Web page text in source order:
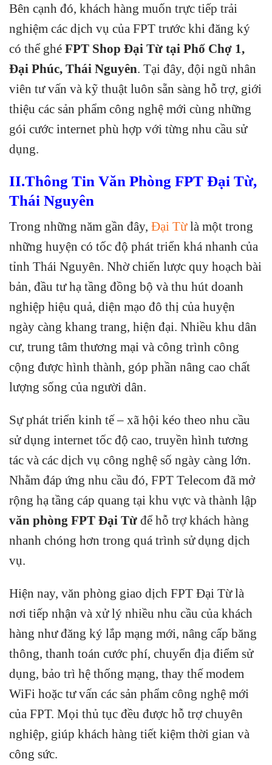
Bên cạnh đó, khách hàng muốn trực tiếp trải
nghiệm các dịch vụ của FPT trước khi đăng ký
có thể ghé FPT Shop Đại Từ tại Phố Chợ 1,
Đại Phúc, Thái Nguyên. Tại đây, đội ngũ nhân
viên tư vấn và kỹ thuật luôn sẵn sàng hỗ trợ, giới
thiệu các sản phẩm công nghệ mới cùng những
gói cước internet phù hợp với từng nhu cầu sử
dụng.
II.Thông Tin Văn Phòng FPT Đại Từ,
Thái Nguyên
Trong những năm gần đây, Đại Từlà một trong
những huyện có tốc độ phát triển khá nhanh của
tỉnh Thái Nguyên. Nhờ chiến lược quy hoạch bài
bản, đầu tư hạ tầng đồng bộ và thu hút doanh
nghiệp hiệu quả, diện mạo đô thị của huyện
ngày càng khang trang, hiện đại. Nhiều khu dân
cư, trung tâm thương mại và công trình công
cộng được hình thành, góp phần nâng cao chất
lượng sống của người dân.
Sự phát triển kinh tế – xã hội kéo theo nhu cầu
sử dụng internet tốc độ cao, truyền hình tương
tác và các dịch vụ công nghệ số ngày càng lớn.
Nhằm đáp ứng nhu cầu đó, FPT Telecom đã mở
rộng hạ tầng cáp quang tại khu vực và thành lập
văn phòng FPT Đại Từ để hỗ trợ khách hàng
nhanh chóng hơn trong quá trình sử dụng dịch
vụ.
Hiện nay, văn phòng giao dịch FPT Đại Từ là
nơi tiếp nhận và xử lý nhiều nhu cầu của khách
hàng như đăng ký lắp mạng mới, nâng cấp băng
thông, thanh toán cước phí, chuyển địa điểm sử
dụng, bảo trì hệ thống mạng, thay thế modem
WiFi hoặc tư vấn các sản phẩm công nghệ mới
của FPT. Mọi thủ tục đều được hỗ trợ chuyên
nghiệp, giúp khách hàng tiết kiệm thời gian và
công sức.